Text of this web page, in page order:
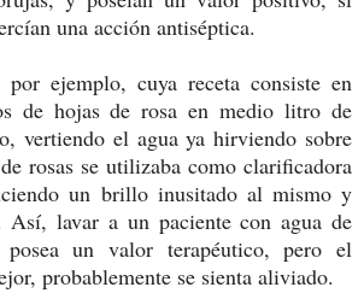
una acción antiséptica.
ejemplo, cuya receta consiste en
de hojas de rosa en medio litro de
vertiendo el agua ya hirviendo sobre
rosas se utilizaba como clarificadora
un brillo inusitado al mismo y
lavar a un paciente con agua de
un valor terapéutico, pero el
probablemente se sienta aliviado.